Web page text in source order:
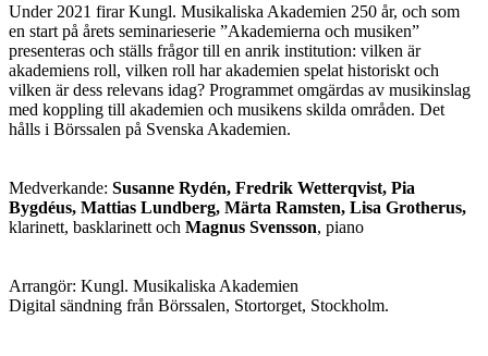
Under 2021 firar Kungl. Musikaliska Akademien 250 år, och som
en start på årets seminarieserie ”Akademierna och musiken”
presenteras och ställs frågor till en anrik institution: vilken är
akademiens roll, vilken roll har akademien spelat historiskt och
vilken är dess relevans idag? Programmet omgärdas av musikinslag
med koppling till akademien och musikens skilda områden. Det
hålls i Börssalen på Svenska Akademien.
Medverkande: Susanne Rydén, Fredrik Wetterqvist, Pia
Bygdéus, Mattias Lundberg, Märta Ramsten, Lisa Grotherus,
klarinett, basklarinett och Magnus Svensson, piano
Arrangör: Kungl. Musikaliska Akademien
Digital sändning från Börssalen, Stortorget, Stockholm.